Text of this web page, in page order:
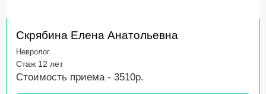
Скрябина Елена Анатольевна
Невролог
Стаж 12 лет
Стоимость приема - 3510р.